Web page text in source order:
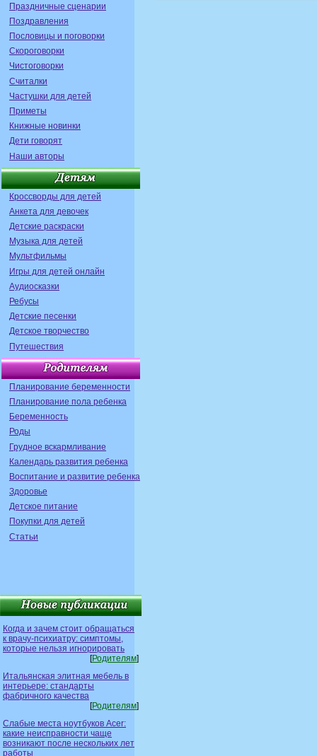
Праздничные сценарии
Поздравления
Пословицы и поговорки
Скороговорки
Чистоговорки
Считалки
Частушки для детей
Приметы
Книжные новинки
Дети говорят
Наши авторы
Кроссворды для детей
Анкета для девочек
Детские раскраски
Музыка для детей
Мультфильмы
Игры для детей онлайн
Аудиосказки
Ребусы
Детские песенки
Детское творчество
Путешествия
Планирование беременности
Планирование пола ребенка
Беременность
Роды
Грудное вскармливание
Календарь развития ребенка
Воспитание и развитие ребенка
Здоровье
Детское питание
Покупки для детей
Статьи
Когда и зачем стоит обращаться
к врачу-психиатру: симптомы,
которые нельзя игнорировать
[Родителям]
Итальянская элитная мебель в
интерьере: стандарты
фабричного качества
[Родителям]
Слабые места ноутбуков Acer:
какие неисправности чаще
возникают после нескольких лет
работы